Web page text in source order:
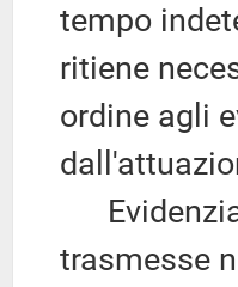
tempo
ritiene
ordine agli
Evidenzia
trasmesse